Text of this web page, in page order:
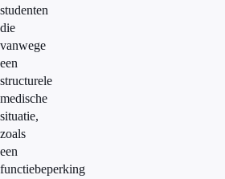
studenten
die
vanwege
een
structurele
medische
situatie,
zoals
een
functiebeperking